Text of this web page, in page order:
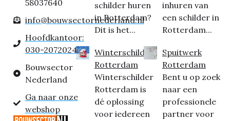
58037640
info@bouwsectornederland.nl
Hoofdkantoor:
030-2072024
Bouwsector
Nederland
Ga naar onze
webshop
schilder huren
in Rotterdam?
Dit is het...
Winterschilder
Rotterdam
Winterschilder
Rotterdam is
dé oplossing
voor iedereen
inhuren van
een schilder in
Rotterdam...
Spuitwerk
Rotterdam
Bent u op zoek
naar een
professionele
partner voor